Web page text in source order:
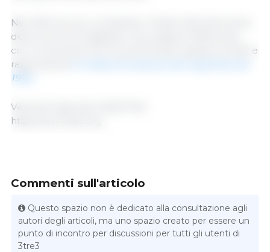
Nel 2022 nel suo complesso, l'Indice FAO dei prezzi
della carne ha registrato una media di 118,9 punti,
con un aumento di 11,2 punti (10,4%) rispetto al 2021 e
rappresenta
1990...
Venerdì 6 gennaio 2023/ FAO.
https://www.fao.org
Commenti sull'articolo
Questo spazio non è dedicato alla consultazione agli
autori degli articoli, ma uno spazio creato per essere un
punto di incontro per discussioni per tutti gli utenti di
3tre3